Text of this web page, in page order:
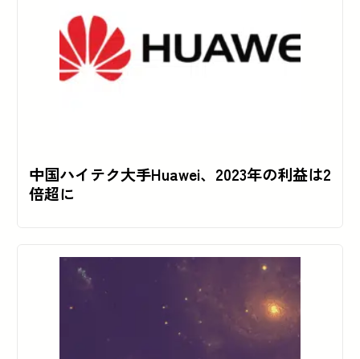
中国ハイテク大手Huawei、2023年の利益は2
倍超に